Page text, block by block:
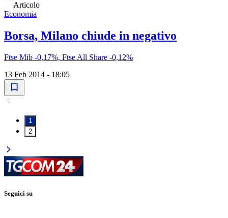
Articolo
Economia
Borsa, Milano chiude in negativo
Ftse Mib -0,17%, Ftse All Share -0,12%
13 Feb 2014 - 18:05
1
2
Seguici su